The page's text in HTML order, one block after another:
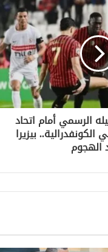
الرسمي أمام اتحاد
بيزيرا
الهجوم